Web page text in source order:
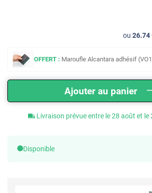
ou 26.74
OFFERT : Maroufle Alcantara adhésif
Ajouter au panier
Livraison prévue entre le 28 août et le
Disponible